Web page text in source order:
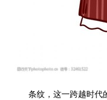
条纹，这一跨越时代